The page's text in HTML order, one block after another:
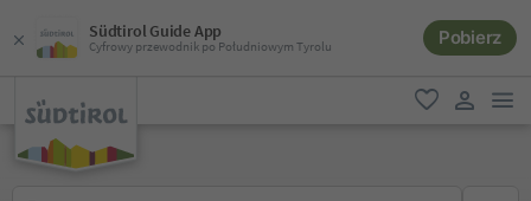
Südtirol Guide App
Cyfrowy przewodnik po Południowym Tyrolu Pobierz
ulubione